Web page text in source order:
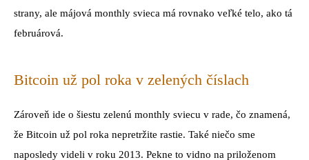
strany, ale májová monthly svieca má rovnako veľké telo, ako tá
februárová.
Bitcoin už pol roka v zelených číslach
Zároveň ide o šiestu zelenú monthly sviecu v rade, čo znamená,
že Bitcoin už pol roka nepretržite rastie. Také niečo sme
naposledy videli v roku 2013. Pekne to vidno na priloženom